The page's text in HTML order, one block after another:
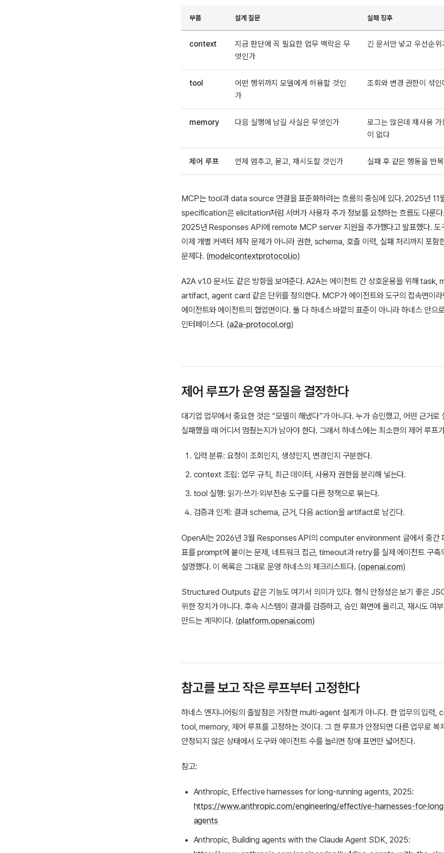
부품 설계 질문 실패 징후
context
지금 판단에 꼭 필요한 업무 맥락은 무
엇인가
긴 문서만 넣고 우선순
tool
어떤 행위까지 모델에게 허용할 것인
가
조회와 변경 권한이 섞인
memory 다음 실행에 남길 사실은 무엇인가
로그는 많은데 재사용 가
이 없다
제어 루프 언제 멈추고, 묻고, 재시도할 것인가 실패 후 같은 행동을 반
MCP는 tool과 data source 연결을 표준화하려는 흐름의 중심에 있다. 2025년 11
specification은 elicitation처럼 서버가 사용자 추가 정보를 요청하는 흐름도 다룬
2025년 Responses API에 remote MCP server 지원을 추가했다고 발표했다. 도
이제 개별 커넥터 제작 문제가 아니라 권한, schema, 호출 이력, 실패 처리까지 포함
문제다. (modelcontextprotocol.io)
A2A v1.0 문서도 같은 방향을 보여준다. A2A는 에이전트 간 상호운용을 위해 task,
artifact, agent card 같은 단위를 정의한다. MCP가 에이전트와 도구의 접속면이
에이전트와 에이전트의 협업면이다. 둘 다 하네스 바깥의 표준이 아니라 하네스 안으
인터페이스다. (a2a-protocol.org)
제어 루프가 운영 품질을 결정한다
대기업 업무에서 중요한 것은 “모델이 해냈다”가 아니다. 누가 승인했고, 어떤 근거로
실패했을 때 어디서 멈췄는지가 남아야 한다. 그래서 하네스에는 최소한의 제어 루프
입력 분류: 요청이 조회인지, 생성인지, 변경인지 구분한다.
context 조립: 업무 규칙, 최근 데이터, 사용자 권한을 분리해 넣는다.
tool 실행: 읽기·쓰기·외부전송 도구를 다른 정책으로 묶는다.
검증과 인계: 결과 schema, 근거, 다음 action을 artifact로 남긴다.
OpenAI는 2026년 3월 Responses API의 computer environment 글에서 중간
표를 prompt에 붙이는 문제, 네트워크 접근, timeout과 retry를 실제 에이전트 구축
설명했다. 이 목록은 그대로 운영 하네스의 체크리스트다. (openai.com)
Structured Outputs 같은 기능도 여기서 의미가 있다. 형식 안정성은 보기 좋은
위한 장치가 아니다. 후속 시스템이 결과를 검증하고, 승인 화면에 올리고, 재시도 여
만드는 계약이다. (platform.openai.com)
참고를 보고 작은 루프부터 고정한다
하네스 엔지니어링의 출발점은 거창한 multi-agent 설계가 아니다. 한 업무의 입력,
tool, memory, 제어 루프를 고정하는 것이다. 그 한 루프가 안정되면 다른 업무로 복
안정되지 않은 상태에서 도구와 에이전트 수를 늘리면 장애 표면만 넓어진다.
참고:
Anthropic, Effective harnesses for long-running agents, 2025:
https://www.anthropic.com/engineering/effective-harnesses-for-
agents
Anthropic, Building agents with the Claude Agent SDK, 2025: